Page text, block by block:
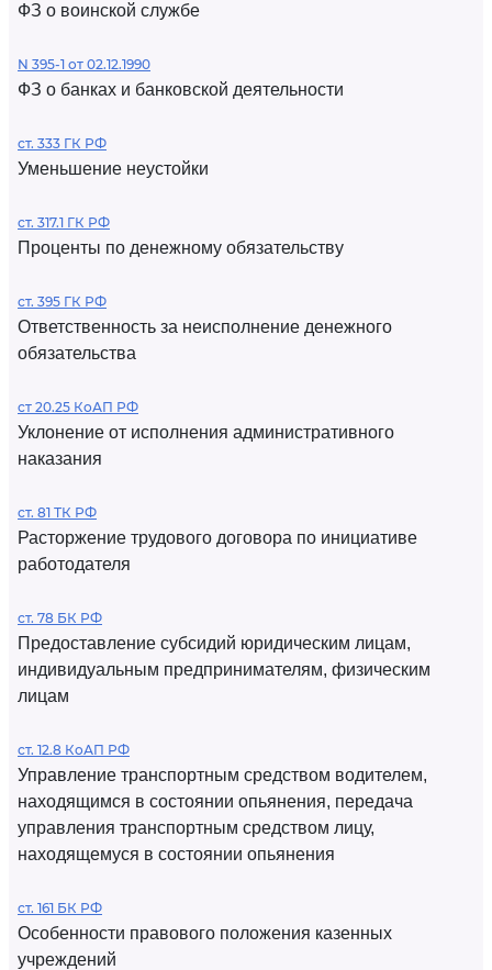
ФЗ о воинской службе
N 395-1 от 02.12.1990
ФЗ о банках и банковской деятельности
ст. 333 ГК РФ
Уменьшение неустойки
ст. 317.1 ГК РФ
Проценты по денежному обязательству
ст. 395 ГК РФ
Ответственность за неисполнение денежного
обязательства
ст 20.25 КоАП РФ
Уклонение от исполнения административного
наказания
ст. 81 ТК РФ
Расторжение трудового договора по инициативе
работодателя
ст. 78 БК РФ
Предоставление субсидий юридическим лицам,
индивидуальным предпринимателям, физическим
лицам
ст. 12.8 КоАП РФ
Управление транспортным средством водителем,
находящимся в состоянии опьянения, передача
управления транспортным средством лицу,
находящемуся в состоянии опьянения
ст. 161 БК РФ
Особенности правового положения казенных
учреждений